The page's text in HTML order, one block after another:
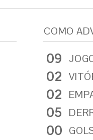
COMO
09
02
02
05
00